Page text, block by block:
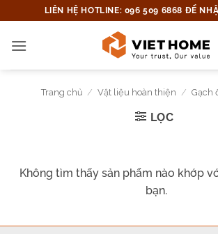
qua
nội
LIÊN HỆ HOTLINE: 096 509 6868 ĐỂ
Trang chủ / Vật liệu hoàn thiện / Gạch
LỌC
Không tìm thấy sản phẩm nào khớp
bạn.